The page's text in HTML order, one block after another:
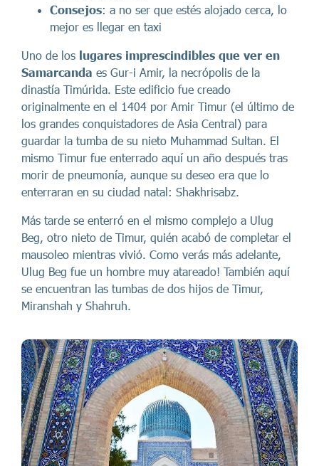
Consejos: a no ser que estés alojado cerca, lo
mejor es llegar en taxi
Uno de los lugares imprescindibles que ver en
Samarcanda es Gur-i Amir, la necrópolis de la
dinastía Timúrida. Este edificio fue creado
originalmente en el 1404 por Amir Timur (el último de
los grandes conquistadores de Asia Central) para
guardar la tumba de su nieto Muhammad Sultan. El
mismo Timur fue enterrado aquí un año después tras
morir de pneumonía, aunque su deseo era que lo
enterraran en su ciudad natal: Shakhrisabz.
Más tarde se enterró en el mismo complejo a Ulug
Beg, otro nieto de Timur, quién acabó de completar el
mausoleo mientras vivió. Como verás más adelante,
Ulug Beg fue un hombre muy atareado! También aquí
se encuentran las tumbas de dos hijos de Timur,
Miranshah y Shahruh.